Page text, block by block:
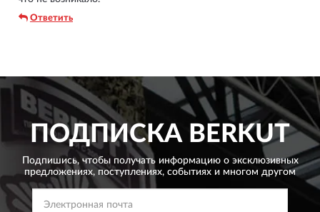
Ответить
ПОДПИСКА BERKUT
Подпишись, чтобы получать информацию о эксклюзивных
предложениях, поступлениях, событиях и многом другом